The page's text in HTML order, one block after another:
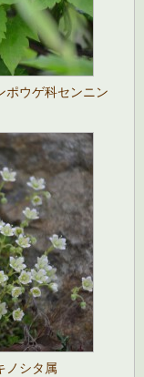
ポウゲ科センニン
ノシタ属